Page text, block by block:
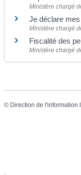
Ministère chargé
Je déclare
Ministère chargé
Fiscalité des
Ministère chargé
© Direction de l'information